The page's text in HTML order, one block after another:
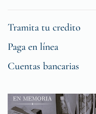
Tramita tu credito
Paga en línea
Cuentas bancarias